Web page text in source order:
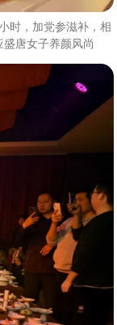
时，加党参滋补，相
唐女子养颜风尚